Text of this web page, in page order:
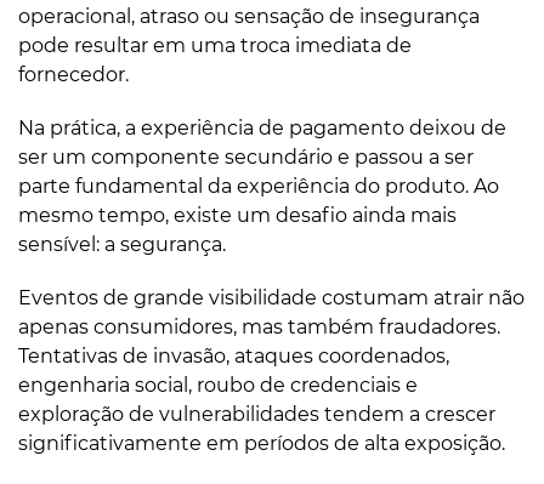
operacional, atraso ou sensação de insegurança
pode resultar em uma troca imediata de
fornecedor.
Na prática, a experiência de pagamento deixou de
ser um componente secundário e passou a ser
parte fundamental da experiência do produto. Ao
mesmo tempo, existe um desafio ainda mais
sensível: a segurança.
Eventos de grande visibilidade costumam atrair não
apenas consumidores, mas também fraudadores.
Tentativas de invasão, ataques coordenados,
engenharia social, roubo de credenciais e
exploração de vulnerabilidades tendem a crescer
significativamente em períodos de alta exposição.